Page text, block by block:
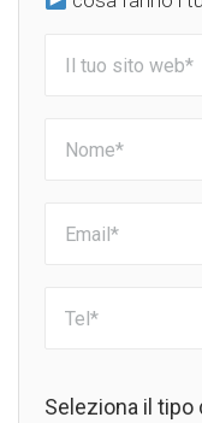
Seleziona il tipo